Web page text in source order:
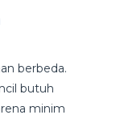
berbeda.
butuh
minim